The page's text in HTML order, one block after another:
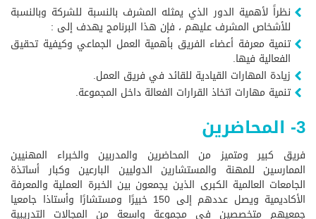
نظراً لأهمية الدور الذي يمثله المشرف بالنسبة للشركة وبالنسبة
للأشخاص المشرف عليهم ، فإن هذا البرنامج يهدف إلى :
تنمية معرفة أعضاء الفريق بأهمية العمل الجماعي وكيفية تحقيق
الفعالية فيها.
زيادة المهارات القيادية للقائد في فريق العمل.
تنمية مهارات اتخاذ القرارات الفعالة داخل المجموعة.
3- المحاضرين
فريق كبير ومتميز من المحاضرين والمدربين والخبراء المهنيين
الممارسين للمهنة والمستشارين الدوليين البارعين وكبار أساتذة
الجامعات العالمية الكبرى الذين يجمعون بين الخبرة العملية والمعرفة
الأكاديمية ويصل عددهم إلى 150 خبيرًا ومستشارًا وأستاذا جامعيا
جمعيهم متخصصين في مجموعة واسعة من المجالات التدريبية